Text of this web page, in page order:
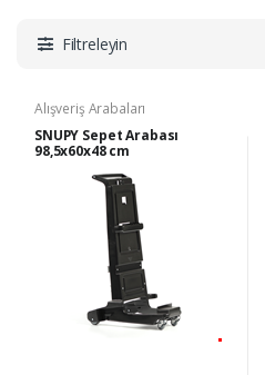
Filtreleyin
Alışveriş Arabaları
SNUPY Sepet Arabası
98,5x60x48 cm